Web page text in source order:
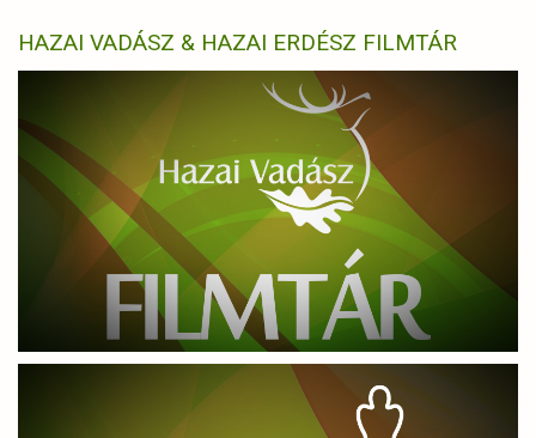
HAZAI VADÁSZ & HAZAI ERDÉSZ FILMTÁR